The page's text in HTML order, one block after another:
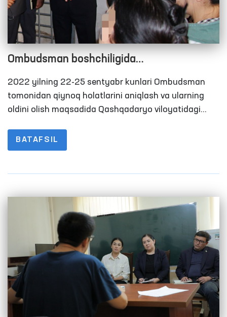
Ombudsman boshchiligida
Qashqadaryodagi yopiq muassasalardagi
sharoitlar o‘rganildi
2022 yilning 22-25 sentyabr kunlari Ombudsman
tomonidan qiynoq holatlarini aniqlash va ularning
oldini olish maqsadida Qashqadaryo viloyatidagi
saqlanadigan muassasalarga milliy preventiv
mexanizm doirasida monitoring tashrifi amalga
BATAFSIL